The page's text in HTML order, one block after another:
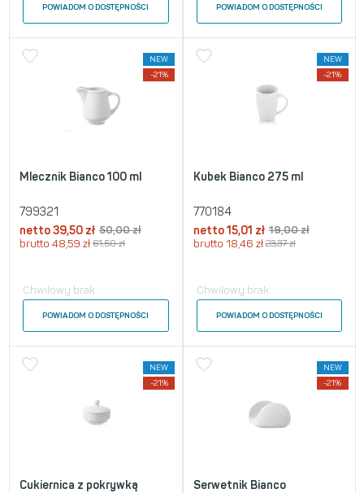
POWIADOM O DOSTĘPNOŚCI POWIADOM O DOSTĘPNOŚCI
NEW
-21%
Mlecznik Bianco 100 ml
799321
netto39,50 zł 50,00zł
brutto 48,59 zł 61,50zł
Chwilowy brak
POWIADOM O DOSTĘPNOŚCI
NEW
-21%
Kubek Bianco 275 ml
770184
netto 15,01 zł 19,00zł
brutto 18,46 zł 23,37zł
Chwilowy brak
POWIADOM O DOSTĘPNOŚCI
NEW
-21%
Cukiernica z pokrywką
NEW
-21%
Serwetnik Bianco